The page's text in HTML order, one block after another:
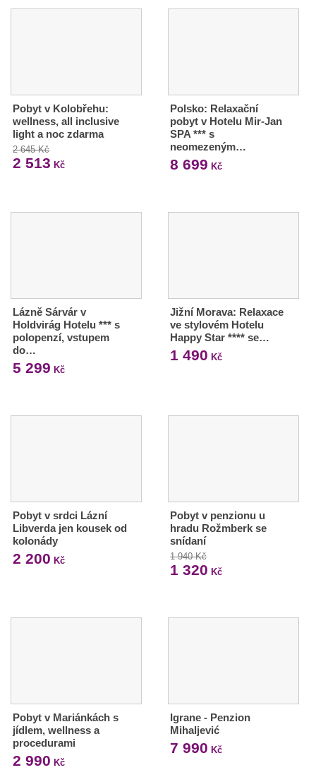
Pobyt v Kolobřehu:
wellness, all inclusive
light a noc zdarma
2 645 Kč
2 513 Kč
Polsko: Relaxační
pobyt v Hotelu Mir-Jan
SPA *** s
neomezeným…
8 699 Kč
Lázně Sárvár v
Holdvirág Hotelu *** s
polopenzí, vstupem
do…
5 299 Kč
Jižní Morava: Relaxace
ve stylovém Hotelu
Happy Star **** se…
1 490 Kč
Pobyt v srdci Lázní
Libverda jen kousek od
kolonády
2 200 Kč
Pobyt v penzionu u
hradu Rožmberk se
snídaní
1 940 Kč
1 320 Kč
Pobyt v Mariánkách s
jídlem, wellness a
procedurami
2 990 Kč
Igrane - Penzion
Mihaljević
7 990 Kč